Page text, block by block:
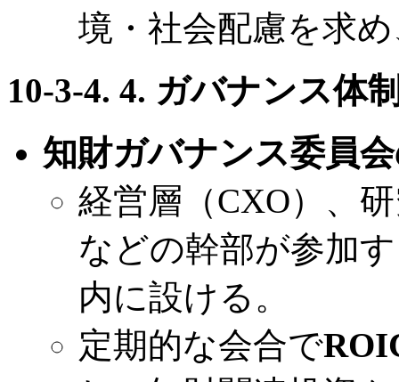
境・社会配慮を求
10-3-4. 4. ガバナンス体
知財ガバナンス委員
経営層（CXO）、
などの幹部が参加
内に設ける。
定期的な会合で